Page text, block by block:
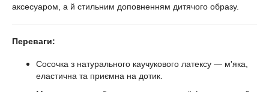
аксесуаром, а й стильним доповненням дитячого образу.
Переваги:
Сосочка з натурального каучукового латексу — м'яка,
еластична та приємна на дотик.